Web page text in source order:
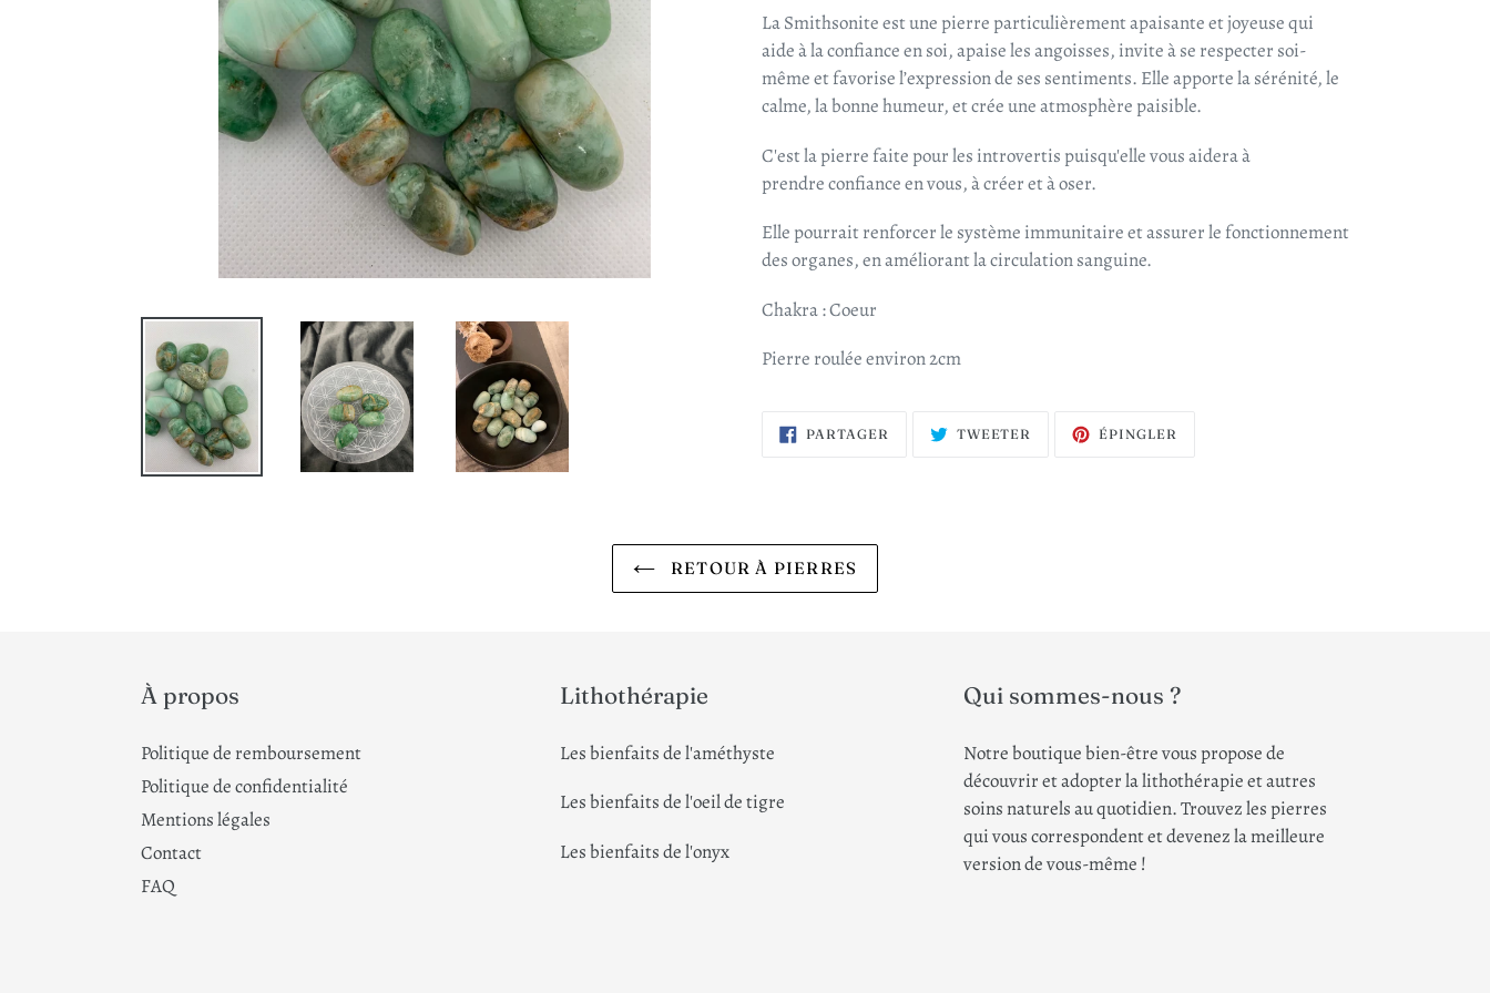
La Smithsonite est une pierre particulièrement apaisante et joyeuse qui
aide à la confiance en soi, apaise les angoisses, invite à se respecter soi-
même et favorise l’expression de ses sentiments. Elle apporte la sérénité, le
calme, la bonne humeur, et crée une atmosphère paisible.
C'est la pierre faite pour les introvertis puisqu'elle vous aidera à
prendre confiance en vous, à créer et à oser.
Elle pourrait renforcer le système immunitaire et assurer le fonctionnement
des organes, en améliorant la circulation sanguine.
Chakra : Coeur
Pierre roulée environ 2cm
PARTAGER PARTAGER
SUR
TWEETER TWEETERÉPINGLER
RETOUR À PIERRES
À propos
Politique de remboursement
Politique de confidentialité
Mentions légales
Contact
FAQ
Lithothérapie
Les bienfaits de l'améthyste
Les bienfaits de l'oeil de tigre
Les bienfaits de l'onyx
Qui sommes-nous ?
Notre boutique bien-être vous propose de
découvrir et adopter la lithothérapie et autres
soins naturels au quotidien. Trouvez les pierres
qui vous correspondent et devenez la meilleure
version de vous-même !